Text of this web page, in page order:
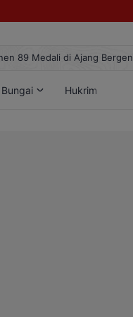
89 Medali di Ajang
Hukrim